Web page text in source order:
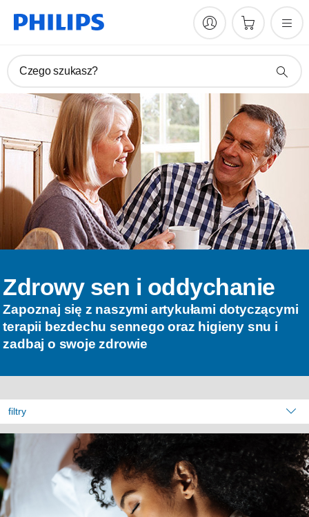
Czego szukasz?
Zdrowy sen i oddychanie
Zapoznaj się z naszymi artykułami dotyczącymi
terapii bezdechu sennego oraz higieny snu i
zadbaj o swoje zdrowie
filtry